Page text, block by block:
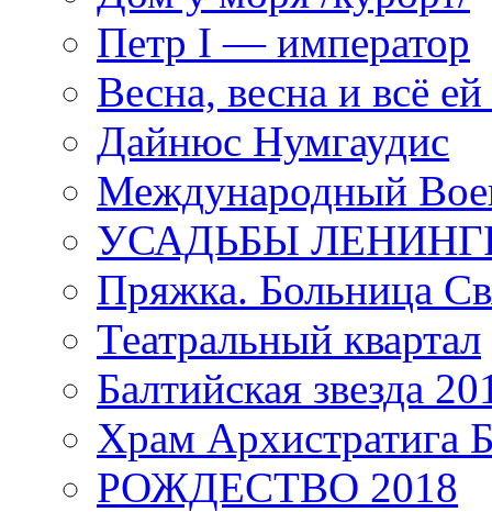
Петр I — император
Весна, весна и всё
Дайнюс Нумгаудис
Международный
УСАДЬБЫ
Пряжка. Больница
Театральный квартал
Балтийская звезда
Храм
РОЖДЕСТВО 2018